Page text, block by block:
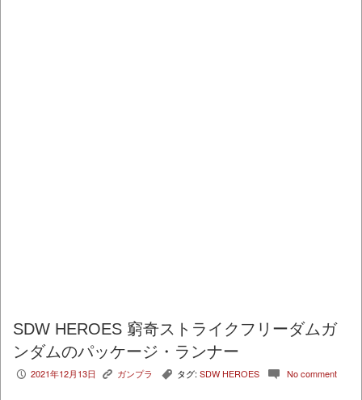
SDW HEROES 窮奇ストライクフリーダムガ
ンダムのパッケージ・ランナー
P 2021年12月13日 K ガンプラ , タグ: SDW HEROES c No comment